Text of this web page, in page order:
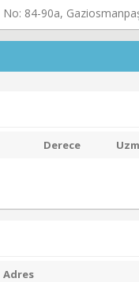
No: 84-90a,
Derece
Adres